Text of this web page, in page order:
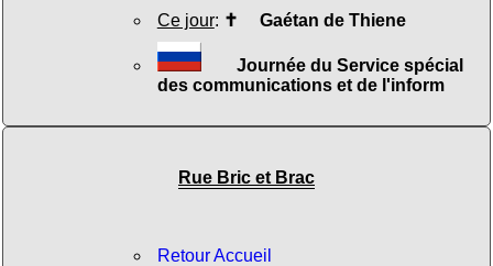
Ce jour: ✝ Gaétan de Thiene
Journée du Service spécial
des communications et de l'inform
Rue Bric et Brac
Retour Accueil